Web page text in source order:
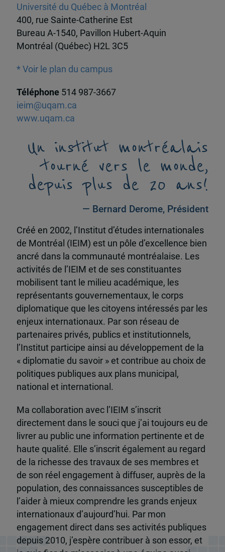
Université du Québec à Montréal
400, rue Sainte-Catherine Est
Bureau A-1540, Pavillon Hubert-Aquin
Montréal (Québec) H2L 3C5
* Voir le plan du campus
Téléphone 514 987-3667
ieim@uqam.ca
www.uqam.ca
Un institut montréalais
tourné vers le monde,
depuis plus de 20 ans!
— Bernard Derome, Président
Créé en 2002, l’Institut d’études internationales
de Montréal (IEIM) est un pôle d’excellence bien
ancré dans la communauté montréalaise. Les
activités de l’IEIM et de ses constituantes
mobilisent tant le milieu académique, les
représentants gouvernementaux, le corps
diplomatique que les citoyens intéressés par les
enjeux internationaux. Par son réseau de
partenaires privés, publics et institutionnels,
l’Institut participe ainsi au développement de la
« diplomatie du savoir » et contribue au choix de
politiques publiques aux plans municipal,
national et international.
Ma collaboration avec l’IEIM s’inscrit
directement dans le souci que j’ai toujours eu de
livrer au public une information pertinente et de
haute qualité. Elle s’inscrit également au regard
de la richesse des travaux de ses membres et
de son réel engagement à diffuser, auprès de la
population, des connaissances susceptibles de
l’aider à mieux comprendre les grands enjeux
internationaux d’aujourd’hui. Par mon
engagement direct dans ses activités publiques
depuis 2010, j’espère contribuer à son essor, et